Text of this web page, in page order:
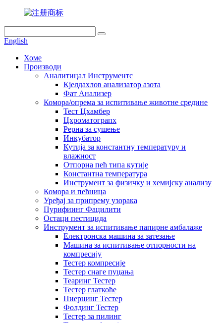
English
Хоме
Производи
Аналитицал Инструментс
Кјелдахлов анализатор азота
Фат Анализер
Комора/опрема за испитивање животне средине
Тест Цхамбер
Цхроматограпх
Рерна за сушење
Инкубатор
Кутија за константну температуру и
влажност
Отпорна пећ типа кутије
Константна температура
Инструмент за физичку и хемијску анализу
Комора и пећница
Уређај за припрему узорака
Пурифиинг Фацилити
Остаци пестицида
Инструмент за испитивање папирне амбалаже
Електронска машина за затезање
Машина за испитивање отпорности на
компресију
Тестер компресије
Тестер снаге пуцања
Теаринг Тестер
Тестер глаткоће
Пиерцинг Тестер
Фолдинг Тестер
Тестер за пилинг